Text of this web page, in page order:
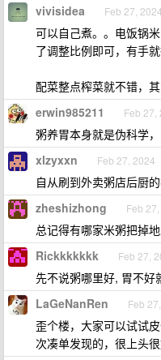
vivisidea Feb 27, 2024
可以自己煮。。电饭锅
了调整比例即可，有手
配菜整点榨菜就不错，
erwin985211 Feb 27,
粥养胃本身就是伪科学
xlzyxxn Feb 27, 2024
自从刷到外卖粥店后厨
zheshizhong Feb
总记得有哪家米粥把掉
Rickkkkkkk Feb 27,
先不说粥哪里好, 胃不好
LaGeNanRen Feb
歪个楼，大家可以试试
次凑单发现的，很上头